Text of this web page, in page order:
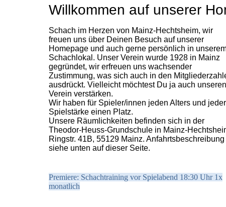
Willkommen auf unserer
Schach im Herzen von Mainz-Hechtsheim, wir
freuen uns über Deinen Besuch auf unserer
Homepage und auch gerne persönlich in
Schachlokal. Unser Verein wurde 1928 in Mainz
gegründet, wir erfreuen uns wachsender
Zustimmung, was sich auch in den
ausdrückt. Vielleicht möchtest Du ja auch unseren
Verein verstärken.
Wir haben für Spieler/innen jeden Alters und jeder
Spielstärke einen Platz.
Unsere Räumlichkeiten befinden sich in der
Theodor-Heuss-Grundschule in Mainz-
Ringstr. 41B, 55129 Mainz. Anfahrtsbeschreibung
siehe unten auf dieser Seite.
Premiere: Schachtraining vor Spielabend 18:30 Uhr 1x
monatlich